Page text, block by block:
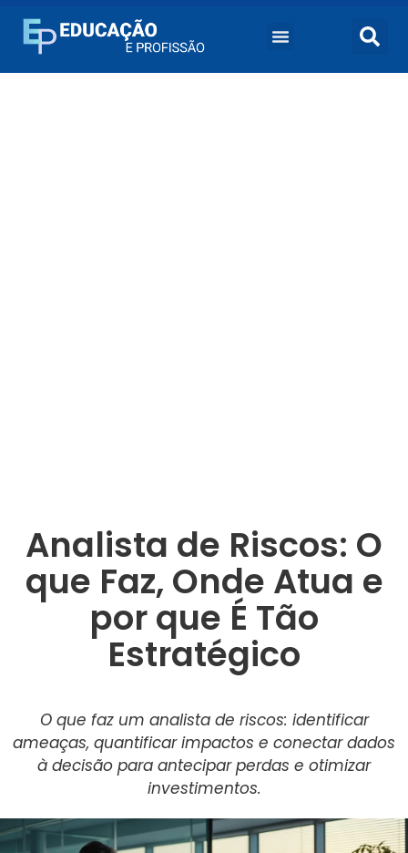
Analista de Riscos: O
que Faz, Onde Atua e
por que É Tão
Estratégico
O que faz um analista de riscos: identificar
ameaças, quantificar impactos e conectar dados
à decisão para antecipar perdas e otimizar
investimentos.